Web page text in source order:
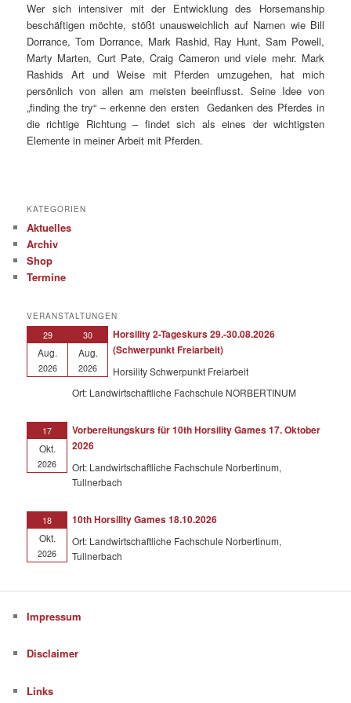
Wer sich intensiver mit der Entwicklung des Horsemanship
beschäftigen möchte, stößt unausweichlich auf Namen wie Bill
Dorrance, Tom Dorrance, Mark Rashid, Ray Hunt, Sam Powell,
Marty Marten, Curt Pate, Craig Cameron und viele mehr. Mark
Rashids Art und Weise mit Pferden umzugehen, hat mich
persönlich von allen am meisten beeinflusst. Seine Idee von
„finding the try“ – erkenne den ersten Gedanken des Pferdes in
die richtige Richtung – findet sich als eines der wichtigsten
Elemente in meiner Arbeit mit Pferden.
KATEGORIEN
Aktuelles
Archiv
Shop
Termine
VERANSTALTUNGEN
29
Aug.
2026
30
Aug.
2026
Horsility 2-Tageskurs 29.-30.08.2026
(Schwerpunkt Freiarbeit)
Horsility Schwerpunkt Freiarbeit
Ort: Landwirtschaftliche Fachschule NORBERTINUM
17
Okt.
2026
Vorbereitungskurs für 10th Horsility Games 17. Oktober
2026
Ort: Landwirtschaftliche Fachschule Norbertinum,
Tullnerbach
18
Okt.
2026
10th Horsility Games 18.10.2026
Ort: Landwirtschaftliche Fachschule Norbertinum,
Tullnerbach
Impressum
Disclaimer
Links